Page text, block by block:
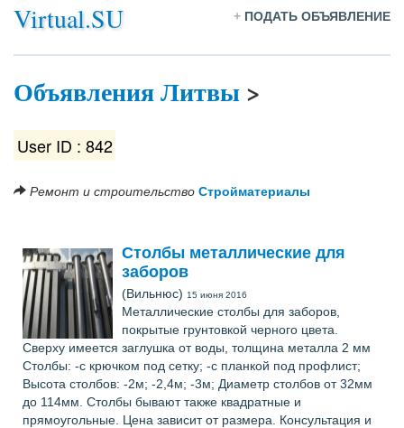
Virtual.SU + ПОДАТЬ ОБЪЯВЛЕНИЕ
Объявления Литвы>
User ID : 842
Ремонт и строительство Стройматериалы
Столбы металлические для
заборов
(Вильнюс) 15 июня 2016
Металлические столбы для заборов,
покрытые грунтовкой черного цвета.
Сверху имеется заглушка от воды, толщина металла 2 мм
Столбы: -с крючком под сетку; -с планкой под профлист;
Высота столбов: -2м; -2,4м; -3м; Диаметр столбов от 32мм
до 114мм. Столбы бывают также квадратные и
прямоугольные. Цена зависит от размера. Консультация и